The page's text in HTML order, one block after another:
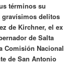
términos su
gravísimos delitos
de Kirchner, el ex
de Salta
Comisión Nacional
de San Antonio